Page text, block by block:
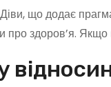
що додає
про здоров’я. Якщо